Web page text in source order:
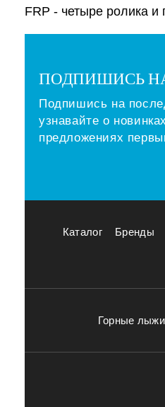
FRP - четыре ролика и
ПОДПИШИСЬ
Подпишись на
узнавайте о
предложениях
Каталог Бренды
Горные лыжи